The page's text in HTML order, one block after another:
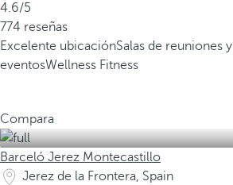
4.6/5
774 reseñas
Excelente ubicaciónSalas de reuniones y
eventosWellness Fitness
Compara
Barceló Jerez Montecastillo
Jerez de la Frontera, Spain